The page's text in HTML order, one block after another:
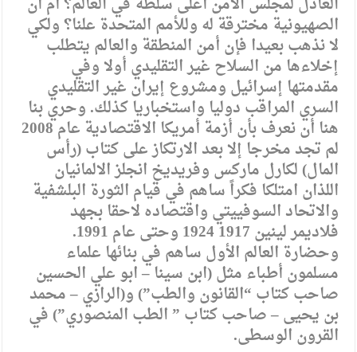
الصهيونية مخترقة له وللأمم المتحدة علنا؟ ولكي
لا نذهب بعيدا فإن أمن المنطقة والعالم يتطلب
إخلاءها من السلاح غير التقليدي أولا وفي
مقدمتها إسرائيل ومشروع إيران غير التقليدي
السري المراقب دوليا واستخباريا كذلك. وحري بنا
هنا أن نعرف بأن أزمة أمريكا الاقتصادية عام 2008
لم تجد مخرجا إلا بعد الارتكاز على كتاب (رأس
المال) لكارل ماركس وفريديخ انجلز الالمانيان
اللذان امتلكا فكراً ساهم في قيام الثورة البلشفية
والاتحاد السوفييتي واقتصاده لاحقا بجهد
فلاديمر لينين 1917 1924 وحتى عام 1991.
وحضارة العالم الأول ساهم في بنائها علماء
مسلمون أطباء مثل (ابن سينا – ابو علي الحسين
صاحب كتاب “القانون والطب”) و(الرازي – محمد
بن يحيى – صاحب كتاب ” الطب المنصوري”) في
القرون الوسطى.